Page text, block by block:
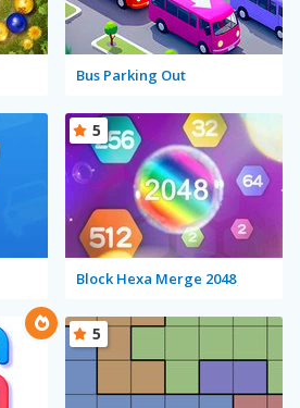
Bus Parking Out
Block Hexa Merge 2048
5
5